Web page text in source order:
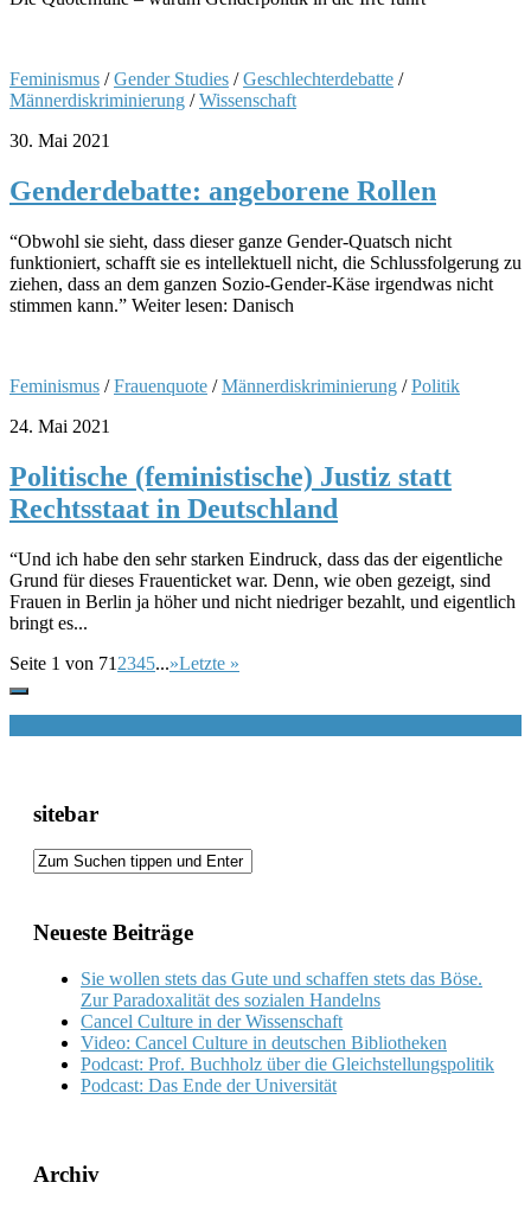
Feminismus /Gender Studies /Geschlechterdebatte /
Männerdiskriminierung /Wissenschaft
30. Mai 2021
Genderdebatte: angeborene Rollen
“Obwohl sie sieht, dass dieser ganze Gender-Quatsch nicht
funktioniert, schafft sie es intellektuell nicht, die Schlussfolgerung zu
ziehen, dass an dem ganzen Sozio-Gender-Käse irgendwas nicht
stimmen kann.” Weiter lesen: Danisch
Feminismus /Frauenquote /Männerdiskriminierung /Politik
24. Mai 2021
Politische (feministische) Justiz statt
Rechtsstaat in Deutschland
“Und ich habe den sehr starken Eindruck, dass das der eigentliche
Grund für dieses Frauenticket war. Denn, wie oben gezeigt, sind
Frauen in Berlin ja höher und nicht niedriger bezahlt, und eigentlich
bringt es...
Seite 1 von 71 2345...»Letzte »
sitebar
Neueste Beiträge
Sie wollen stets das Gute und schaffen stets das Böse.
Zur Paradoxalität des sozialen Handelns
Cancel Culture in der Wissenschaft
Video: Cancel Culture in deutschen Bibliotheken
Podcast: Prof. Buchholz über die Gleichstellungspolitik
Podcast: Das Ende der Universität
Archiv